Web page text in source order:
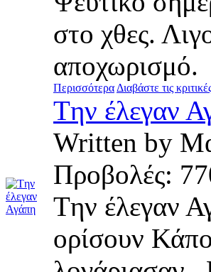
στο χθες.
αποχωρισμό.
ΠερισσότεραΔιαβάστε τις
Tην έλεγαν
Written by
Προβολές:
Tην έλεγαν
ορίσουν